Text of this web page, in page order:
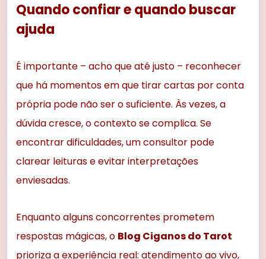
Quando confiar e quando buscar
ajuda
É importante – acho que até justo – reconhecer
que há momentos em que tirar cartas por conta
própria pode não ser o suficiente. Às vezes, a
dúvida cresce, o contexto se complica. Se
encontrar dificuldades, um consultor pode
clarear leituras e evitar interpretações
enviesadas.
Enquanto alguns concorrentes prometem
respostas mágicas, o Blog Ciganos do Tarot
prioriza a experiência real: atendimento ao vivo,